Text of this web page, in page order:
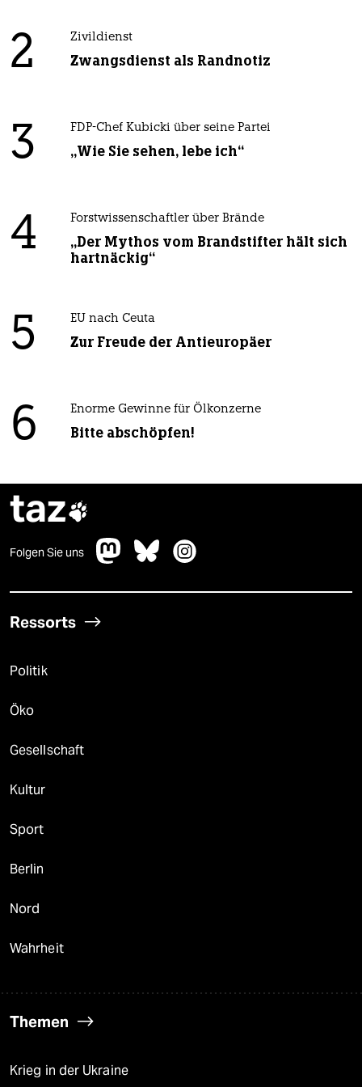
2 Zivildienst
Zwangsdienst als Randnotiz
3 FDP-Chef Kubicki über seine Partei
„Wie Sie sehen, lebe ich“
4 Forstwissenschaftler über Brände
„Der Mythos vom Brandstifter hält sich
hartnäckig“
5 EU nach Ceuta
Zur Freude der Antieuropäer
6 Enorme Gewinne für Ölkonzerne
Bitte abschöpfen!
taz
Folgen Sie uns
Ressorts
Politik
Öko
Gesellschaft
Kultur
Sport
Berlin
Nord
Wahrheit
Themen
Krieg in der Ukraine